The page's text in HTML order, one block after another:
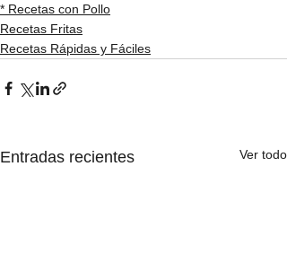
* Recetas con Pollo
Recetas Fritas
Recetas Rápidas y Fáciles
Entradas recientes Ver todo